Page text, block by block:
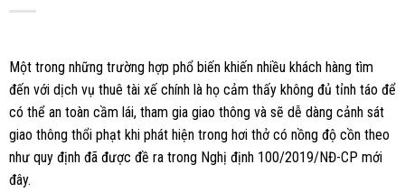
Một trong những trường hợp phổ biến khiến nhiều khách hàng tìm
đến với dịch vụ thuê tài xế chính là họ cảm thấy không đủ tỉnh táo để
có thể an toàn cầm lái, tham gia giao thông và sẽ dễ dàng cảnh sát
giao thông thổi phạt khi phát hiện trong hơi thở có nồng độ cồn theo
như quy định đã được đề ra trong Nghị định 100/2019/NĐ-CP mới
đây.